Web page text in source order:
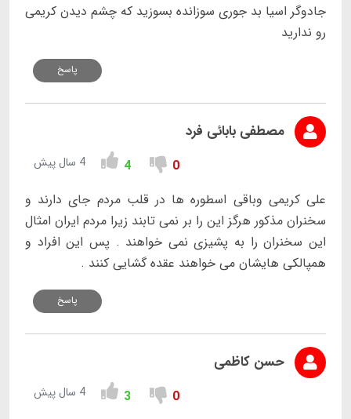
جادوگر اسیا بد جوری سوزانده بسوزید که چشم دیدن کریمی
رو ندارید
پاسخ
مصطفی بابائی فرد
0
4 4 سال پیش
علی کریمی وباقی اسطوره ها در قلب مردم جای دارند و
سخنران مذکور هرگز این را بر نمی تابند زیرا مردم ایران امثال
این سخنران را به پشیزی نمی خواهند . پس این افراد و
همپالکی هایشان می خواهند عقده گشایی کنند .
پاسخ
حسن کاظمی
0
3 4 سال پیش